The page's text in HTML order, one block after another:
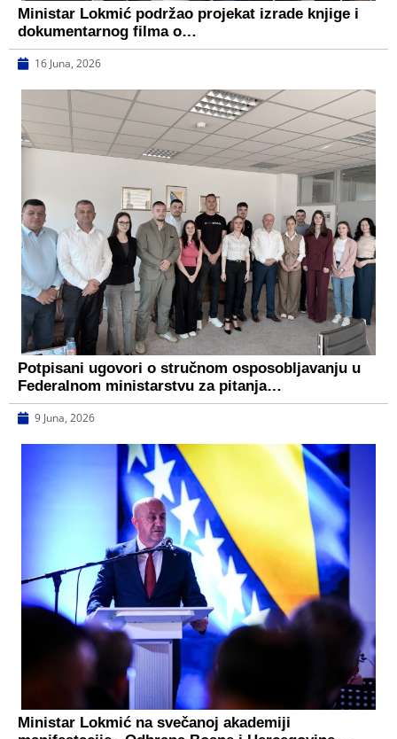
Ministar Lokmić podržao projekat izrade knjige i
dokumentarnog filma o…
16 Juna, 2026
Potpisani ugovori o stručnom osposobljavanju u
Federalnom ministarstvu za pitanja…
9 Juna, 2026
Ministar Lokmić na svečanoj akademiji